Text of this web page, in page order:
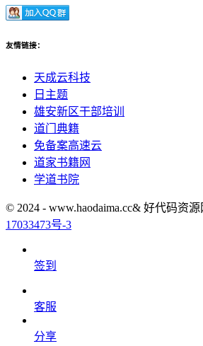
友情链接：
天成云科技
日主题
雄安新区干部培训
道门典籍
免备案高速云
道家书籍网
学道书院
© 2024 - www.haodaima.cc& 好代码资
17033473号-3
签到
客服
分享